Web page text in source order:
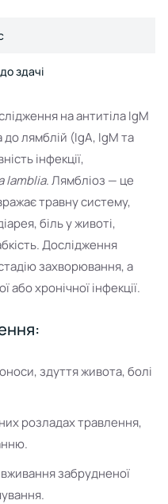
здачі
на антитіла IgM
до лямблій (IgA, IgM та
інфекції,
lamblia. Лямбліоз — це
травну систему,
біль у животі,
Дослідження
захворювання, а
або хронічної інфекції.
здуття живота, болі
розладах травлення,
забрудненої